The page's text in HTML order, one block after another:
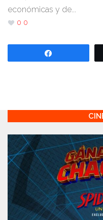
económicas y de...
0 0